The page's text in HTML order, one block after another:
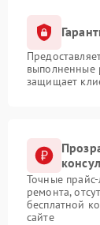
выполненные
защищает
Точные
ремонта,
бесплатной
сайте